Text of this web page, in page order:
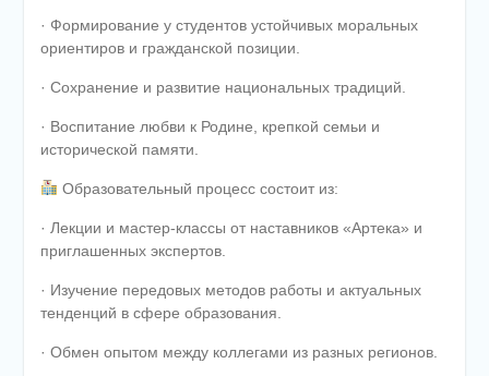
· Формирование у студентов устойчивых моральных
ориентиров и гражданской позиции.
· Сохранение и развитие национальных традиций.
· Воспитание любви к Родине, крепкой семьи и
исторической памяти.
Образовательный процесс состоит из:
· Лекции и мастер-классы от наставников «Артека» и
приглашенных экспертов.
· Изучение передовых методов работы и актуальных
тенденций в сфере образования.
· Обмен опытом между коллегами из разных регионов.